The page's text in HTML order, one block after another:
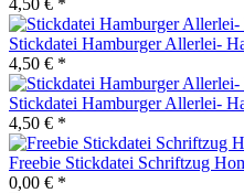
Stickdatei Hamburger Allerlei-
4,50 € *
Stickdatei Hamburger Allerlei-
4,50 € *
Freebie Stickdatei Schriftzug
0,00 € *